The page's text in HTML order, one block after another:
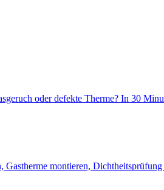
oder defekte Therme? In 30
Gastherme montieren,